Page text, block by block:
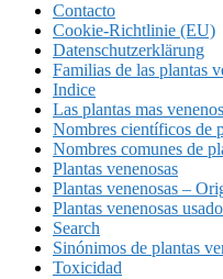
Contacto
Cookie-Richtlinie (EU)
Datenschutzerklärung
Familias de las plantas
Indice
Las plantas mas
Nombres científicos de
Nombres comunes de
Plantas venenosas
Plantas venenosas –
Plantas venenosas
Search
Sinónimos de plantas
Toxicidad